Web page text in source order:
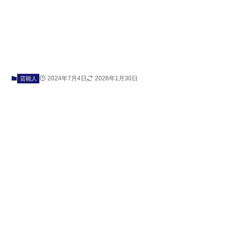
芸能人 2024年7月4日 2026年1月30日